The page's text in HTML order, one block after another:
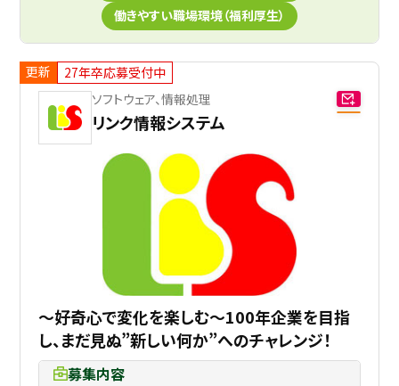
働きやすい職場環境（福利厚生）
更新
27年卒応募受付中
ソフトウェア、情報処理
リンク情報システム
～好奇心で変化を楽しむ～100年企業を目指
し、まだ見ぬ”新しい何か”へのチャレンジ！
募集内容